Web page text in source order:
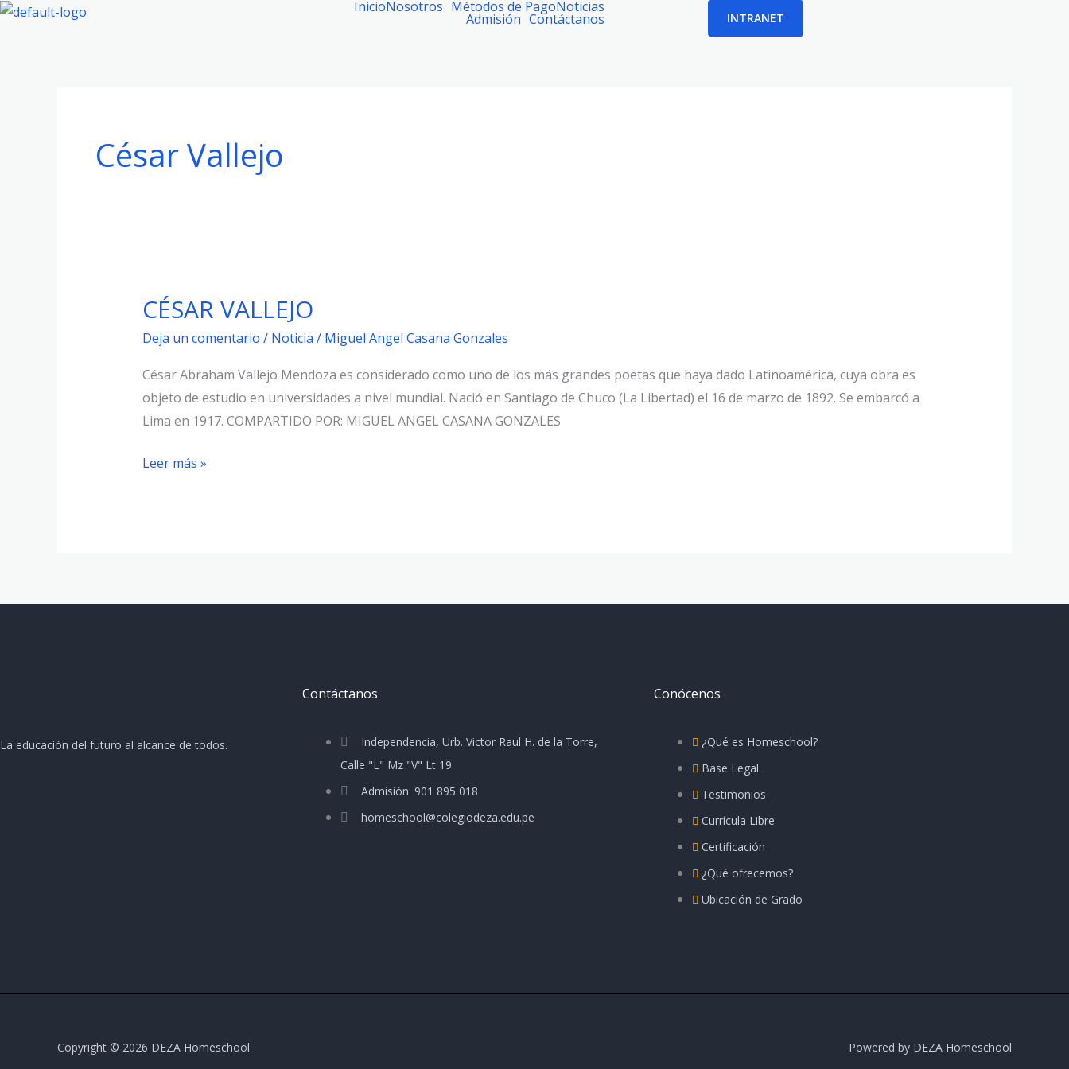
Ir
InicioNosotros Métodos de PagoNoticias
Admisión Contáctanos INTRANET
César Vallejo
CÉSAR VALLEJO
Deja un comentario / Noticia / Miguel Angel Casana Gonzales
César Abraham Vallejo Mendoza es considerado como uno de los más grandes poetas que haya dado Latinoamérica, cuya obra es
objeto de estudio en universidades a nivel mundial. Nació en Santiago de Chuco (La Libertad) el 16 de marzo de 1892. Se embarcó a
Lima en 1917. COMPARTIDO POR: MIGUEL ANGEL CASANA GONZALES
CÉSAR
Leer más »
La educación del futuro al alcance de todos.
Contáctanos
Independencia, Urb. Victor Raul H. de la Torre,
Calle "L" Mz "V" Lt 19
Admisión: 901 895 018
homeschool@colegiodeza.edu.pe
Conócenos
¿Qué es Homeschool?
Base Legal
Testimonios
Currícula Libre
Certificación
¿Qué ofrecemos?
Ubicación de Grado
Copyright © 2026 DEZA Homeschool Powered by DEZA Homeschool